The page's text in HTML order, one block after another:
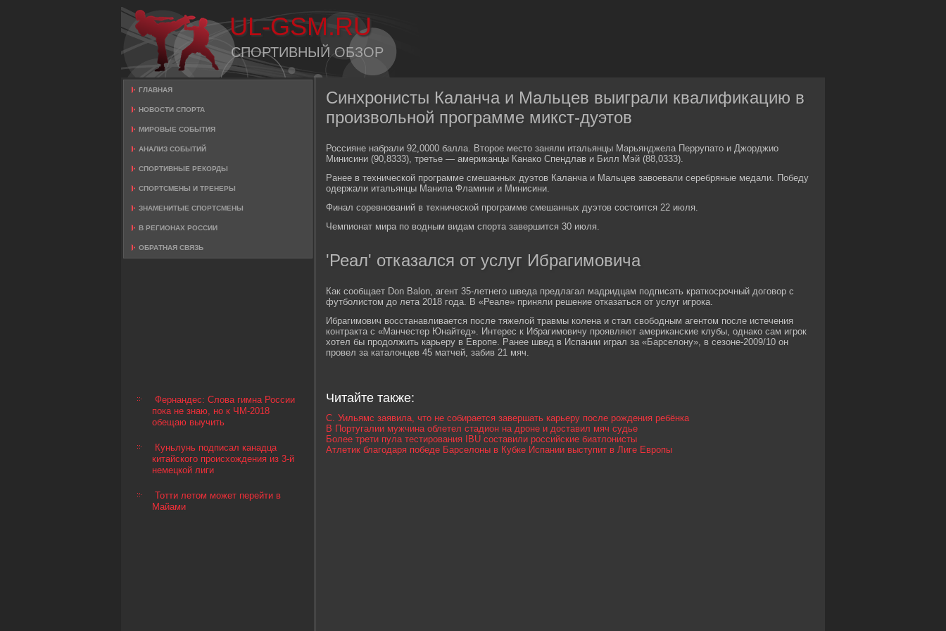
UL-GSM.RU
СПОРТИВНЫЙ ОБЗОР
ГЛАВНАЯ
НОВОСТИ СПОРТА
МИРОВЫЕ СОБЫТИЯ
АНАЛИЗ СОБЫТИЙ
СПОРТИВНЫЕ РЕКОРДЫ
СПОРТСМЕНЫ И ТРЕНЕРЫ
ЗНАМЕНИТЫЕ СПОРТСМЕНЫ
В РЕГИОНАХ РОССИИ
ОБРАТНАЯ СВЯЗЬ
Фернандес: Слова гимна России
пока не знаю, но к ЧМ-2018
обещаю выучить
Куньлунь подписал канадца
китайского происхождения из 3-й
немецкой лиги
Тотти летом может перейти в
Майами
Синхронисты Каланча и Мальцев выиграли квалификацию в
произвольной программе микст-дуэтов
Россияне набрали 92,0000 балла. Второе место заняли итальянцы Марьянджела Перрупато и Джорджио
Минисини (90,8333), третье — американцы Канако Спендлав и Билл Мэй (88,0333).
Ранее в технической программе смешанных дуэтов Каланча и Мальцев завоевали серебряные медали. Победу
одержали итальянцы Манила Фламини и Минисини.
Финал соревнований в технической программе смешанных дуэтов состоится 22 июля.
Чемпионат мира по водным видам спорта завершится 30 июля.
'Реал' отказался от услуг Ибрагимовича
Как сообщает Don Balon, агент 35-летнего шведа предлагал мадридцам подписать краткосрочный договор с
футболистом до лета 2018 года. В «Реале» приняли решение отказаться от услуг игрока.
Ибрагимович восстанавливается после тяжелой травмы колена и стал свободным агентом после истечения
контракта с «Манчестер Юнайтед». Интерес к Ибрагимовичу проявляют американские клубы, однако сам игрок
хотел бы продолжить карьеру в Европе. Ранее швед в Испании играл за «Барселону», в сезоне-2009/10 он
провел за каталонцев 45 матчей, забив 21 мяч.
Читайте также:
С. Уильямс заявила, что не собирается завершать карьеру после рождения ребёнка
В Португалии мужчина облетел стадион на дроне и доставил мяч судье
Более трети пула тестирования IBU составили российские биатлонисты
Атлетик благодаря победе Барселоны в Кубке Испании выступит в Лиге Европы